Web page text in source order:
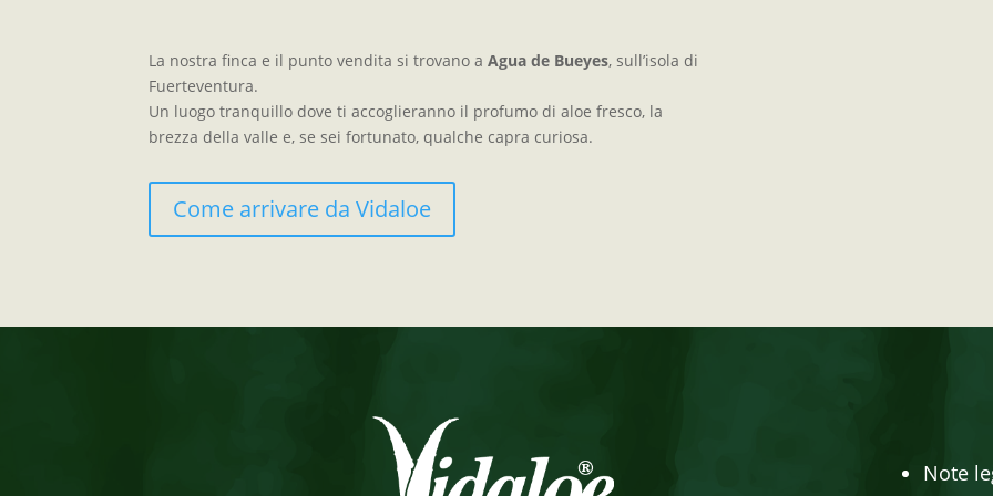
La nostra finca e il punto vendita si trovano aAgua de Bueyes, sull’isola di
Fuerteventura.
Un luogo tranquillo dove ti accoglieranno il profumo di aloe fresco, la
brezza della valle e, se sei fortunato, qualche capra curiosa.
Come arrivare da Vidaloe
Note